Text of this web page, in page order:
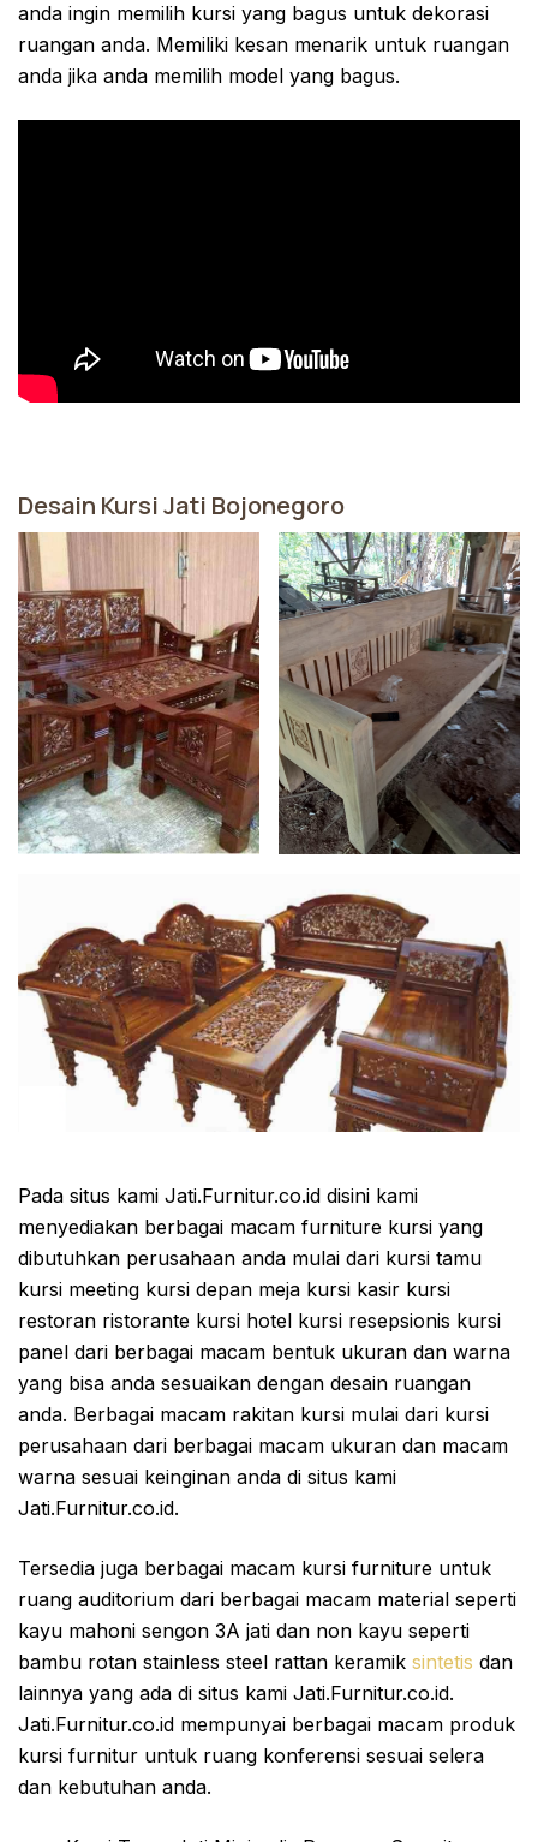
anda ingin memilih kursi yang bagus untuk dekorasi
ruangan anda. Memiliki kesan menarik untuk ruangan
anda jika anda memilih model yang bagus.
Desain Kursi Jati Bojonegoro
Pada situs kami Jati.Furnitur.co.id disini kami
menyediakan berbagai macam furniture kursi yang
dibutuhkan perusahaan anda mulai dari kursi tamu
kursi meeting kursi depan meja kursi kasir kursi
restoran ristorante kursi hotel kursi resepsionis kursi
panel dari berbagai macam bentuk ukuran dan warna
yang bisa anda sesuaikan dengan desain ruangan
anda. Berbagai macam rakitan kursi mulai dari kursi
perusahaan dari berbagai macam ukuran dan macam
warna sesuai keinginan anda di situs kami
Jati.Furnitur.co.id.
Tersedia juga berbagai macam kursi furniture untuk
ruang auditorium dari berbagai macam material seperti
kayu mahoni sengon 3A jati dan non kayu seperti
bambu rotan stainless steel rattan keramik sintetis dan
lainnya yang ada di situs kami Jati.Furnitur.co.id.
Jati.Furnitur.co.id mempunyai berbagai macam produk
kursi furnitur untuk ruang konferensi sesuai selera
dan kebutuhan anda.